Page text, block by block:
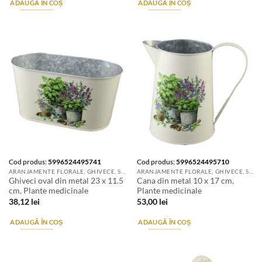
ADAUGĂ ÎN COȘ ADAUGĂ ÎN COȘ
Cod produs:5996524495741
Ghiveci oval din metal 23 x 11.5
cm, Plante medicinale
38,12 lei
ADAUGĂ ÎN COȘ
Cod produs:5996524495710
Cana din metal 10 x 17 cm,
Plante medicinale
53,00 lei
ADAUGĂ ÎN COȘ